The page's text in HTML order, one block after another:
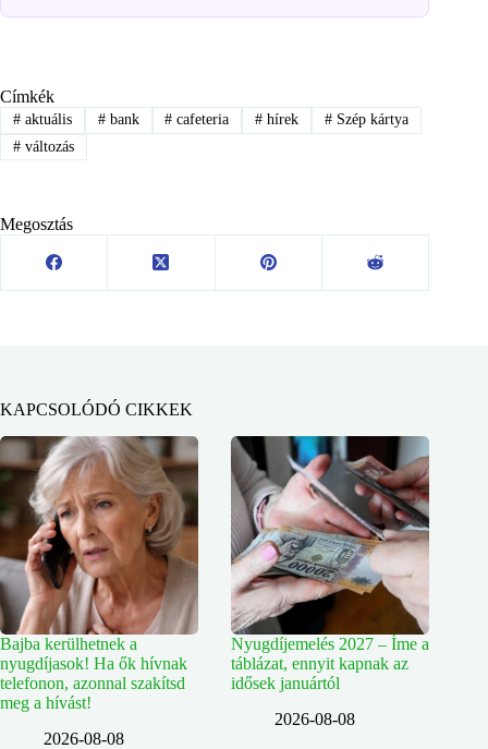
Címkék
#aktuális #bank # cafeteria # hírek # Szép kártya
#változás
Megosztás
KAPCSOLÓDÓ CIKKEK
Bajba kerülhetnek a
nyugdíjasok! Ha ők hívnak
telefonon, azonnal szakítsd
meg a hívást!
2026-08-08
Nyugdíjemelés 2027 – Íme a
táblázat, ennyit kapnak az
idősek januártól
2026-08-08